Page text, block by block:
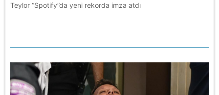
Teylor “Spotify”da yeni rekorda imza atdı